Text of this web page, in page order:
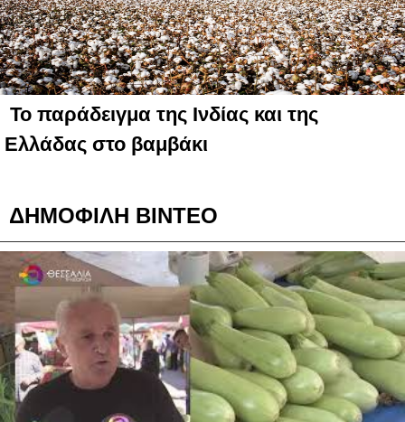
Το παράδειγμα της Ινδίας και της
Ελλάδας στο βαμβάκι
ΔΗΜΟΦΙΛΗ ΒΙΝΤΕΟ